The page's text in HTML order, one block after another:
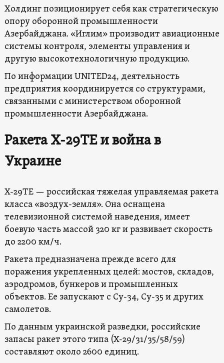
Холдинг позиционирует себя как стратегическую
опору оборонной промышленности
Азербайджана. «Иглим» производит авиационные
системы контроля, элементы управления и
другую высокотехнологичную продукцию.
По информации UNITED24, деятельность
предприятия координируется со структурами,
связанными с министерством оборонной
промышленности Азербайджана.
Ракета Х-29ТЕ и война в
Украине
Х-29ТЕ — российская тяжелая управляемая ракета
класса «воздух-земля». Она оснащена
телевизионной системой наведения, имеет
боевую часть массой 320 кг и развивает скорость
до 2200 км/ч.
Ракета предназначена прежде всего для
поражения укрепленных целей: мостов, складов,
аэродромов, бункеров и промышленных
объектов. Ее запускают с Су-34, Су-35 и других
самолетов.
По данным украинской разведки, российские
запасы ракет этого типа (Х-29/31/35/58/59)
составляют около 2600 единиц.